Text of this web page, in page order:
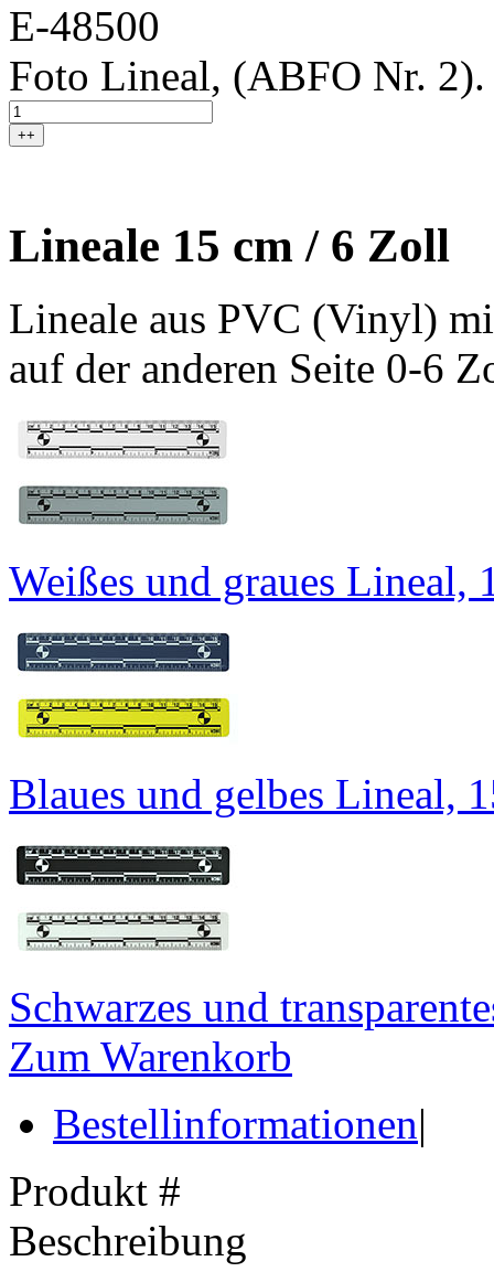
E-48500
Foto Lineal, (ABFO Nr. 2).
++
Lineale 15 cm / 6 Zoll
Lineale aus PVC (Vinyl)
auf der anderen Seite 0-6
Weißes und graues Lineal,
Blaues und gelbes Lineal,
Schwarzes und
Zum Warenkorb
Bestellinformationen|
Produkt #
Beschreibung